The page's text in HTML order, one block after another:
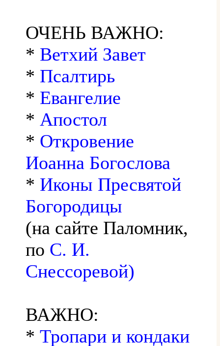
ОЧЕНЬ ВАЖНО:
* Ветхий Завет
* Псалтирь
* Евангелие
* Апостол
* Откровение
Иоанна Богослова
* Иконы Пресвятой
Богородицы
(на сайте Паломник,
по С. И.
Снессоревой)
ВАЖНО:
* Тропари и кондаки